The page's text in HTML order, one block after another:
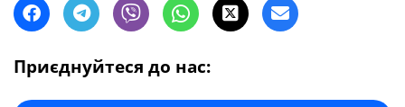
Приєднуйтеся до нас: